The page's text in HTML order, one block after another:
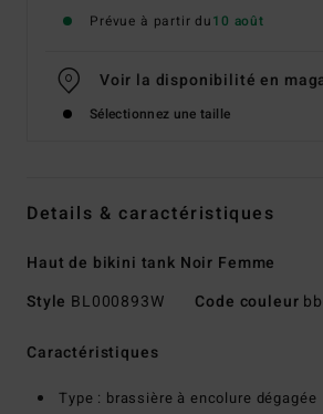
Prévue à partir du10 août
Voir la disponibilité en
Sélectionnez une taille
Details & caractéristiques
Haut de bikini tank Noir Femme
Style BL000893W Code couleur
Caractéristiques
Type : brassière à encolure dégagée